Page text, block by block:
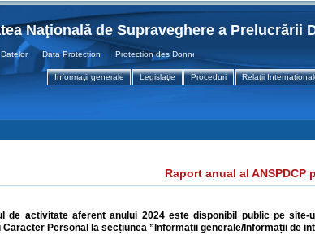
Naţională de Supraveghere a Prelucrării
Data Protection Protection des Donnees
Informaţii generale Legislaţie Proceduri Relaţii
Raport anual al ANSPDCP
de activitate aferent anului 2024 este disponibil public pe
Caracter Personal la secțiunea ”Informații generale/Informații de